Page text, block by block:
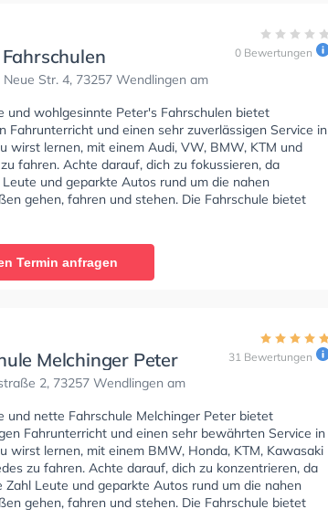
Neue Str. 4, 73257 Wendlingen am
0 Bewertungen
und wohlgesinnte Peter's Fahrschulen bietet
Fahrunterricht und einen sehr zuverlässigen Service in
wirst lernen, mit einem Audi, VW, BMW, KTM und
fahren. Achte darauf, dich zu fokussieren, da
und geparkte Autos rund um die nahen
gehen, fahren und stehen. Die Fahrschule bietet
um deine Klasse A1, Klasse B, Klasse A,
A2, Klasse C1, Klasse C1E, Klasse C, Klasse CE,
T und Mofa - Prüfbescheinigung zu erhalten. In
Fahrschulen Sie können einen Termin online anfragen.
Termin anfragen
Melchinger Peter
2, 73257 Wendlingen am
31 Bewertungen
und nette Fahrschule Melchinger Peter bietet
Fahrunterricht und einen sehr bewährten Service in
wirst lernen, mit einem BMW, Honda, KTM, Kawasaki
zu fahren. Achte darauf, dich zu konzentrieren, da
Zahl Leute und geparkte Autos rund um die nahen
gehen, fahren und stehen. Die Fahrschule bietet
um deine Klasse A1, Klasse B, Klasse A,